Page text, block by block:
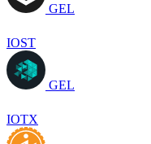
GEL
IOST
GEL
IOTX